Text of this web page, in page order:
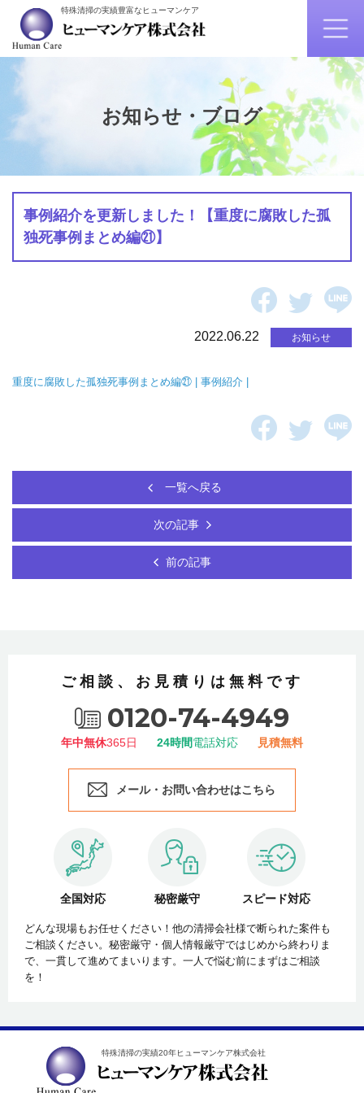
特殊清掃の実績豊富なヒューマンケア
お知らせ・ブログ
事例紹介を更新しました！【重度に腐敗した孤
独死事例まとめ編㉑】
2022.06.22 お知らせ
重度に腐敗した孤独死事例まとめ編㉑ | 事例紹介 |
一覧へ戻る
次の記事
前の記事
ご相談、お見積りは無料です
0120-74-4949
年中無休365日 24時間電話対応 見積無料
メール・お問い合わせはこちら
全国対応 秘密厳守 スピード対応
どんな現場もお任せください！他の清掃会社様で断られた案件も
ご相談ください。秘密厳守・個人情報厳守ではじめから終わりま
で、一貫して進めてまいります。一人で悩む前にまずはご相談
を！
特殊清掃の実績20年ヒューマンケア株式会社